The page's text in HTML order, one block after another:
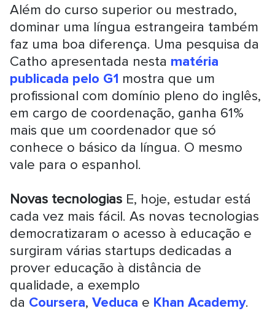
Além do curso superior ou mestrado,
dominar uma língua estrangeira também
faz uma boa diferença. Uma pesquisa da
Catho apresentada nesta matéria
publicada pelo G1 mostra que um
profissional com domínio pleno do inglês,
em cargo de coordenação, ganha 61%
mais que um coordenador que só
conhece o básico da língua. O mesmo
vale para o espanhol.
Novas tecnologias E, hoje, estudar está
cada vez mais fácil. As novas tecnologias
democratizaram o acesso à educação e
surgiram várias startups dedicadas a
prover educação à distância de
qualidade, a exemplo
da Coursera, Veduca e Khan Academy.